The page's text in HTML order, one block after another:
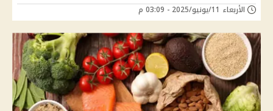
الأربعاء 11/يونيو/2025 - 03:09 م